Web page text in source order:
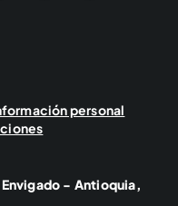
personal
Envigado - Antioquia,